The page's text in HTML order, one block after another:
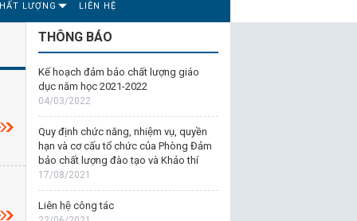
LƯỢNG LIÊN HỆ
THÔNG BÁO
Kế hoạch đảm bảo chất lượng giáo
dục năm học 2021-2022
04/03/2022
Quy định chức năng, nhiệm vụ, quyền
hạn và cơ cấu tổ chức của Phòng Đảm
bảo chất lượng đào tạo và Khảo thí
17/08/2021
Liên hệ công tác